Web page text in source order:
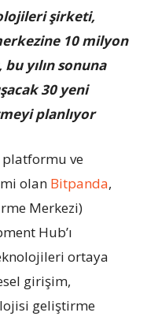
şirketi,
10 milyon
yılın sonuna
30 yeni
planlıyor
platformu ve
olan Bitpanda,
Merkezi)
Hub’ı
ortaya
girişim,
geliştirme